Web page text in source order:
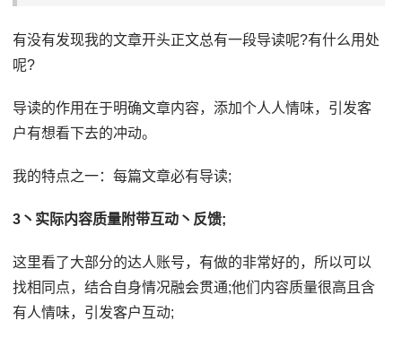
有没有发现我的文章开头正文总有一段导读呢?有什么用处
呢?
导读的作用在于明确文章内容，添加个人人情味，引发客
户有想看下去的冲动。
我的特点之一：每篇文章必有导读;
3丶实际内容质量附带互动丶反馈;
这里看了大部分的达人账号，有做的非常好的，所以可以
找相同点，结合自身情况融会贯通;他们内容质量很高且含
有人情味，引发客户互动;